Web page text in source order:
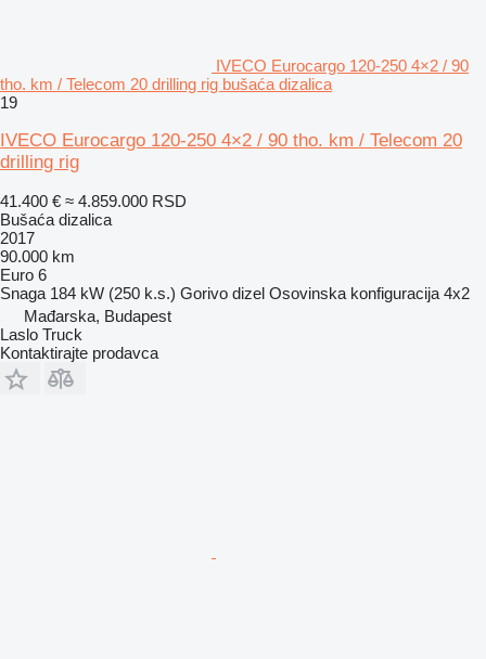
IVECO Eurocargo 120-250 4×2 / 90
tho. km / Telecom 20 drilling rig bušaća dizalica
19
IVECO Eurocargo 120-250 4×2 / 90 tho. km / Telecom 20
drilling rig
41.400 € ≈ 4.859.000 RSD
Bušaća dizalica
2017
90.000 km
Euro 6
Snaga 184 kW (250 k.s.) Gorivo dizel Osovinska konfiguracija 4x2
Mađarska, Budapest
Laslo Truck
Kontaktirajte prodavca